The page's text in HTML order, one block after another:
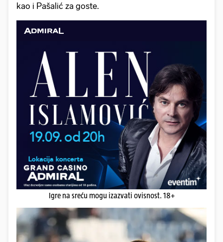
kao i Pašalić za goste.
Igre na sreću mogu izazvati ovisnost. 18+